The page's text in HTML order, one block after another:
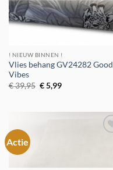
! NIEUW BINNEN !
Vlies behang GV24282 Good
Vibes
€39,95 Oorspronkelijke
prijs
€5,99Huidige
Actie